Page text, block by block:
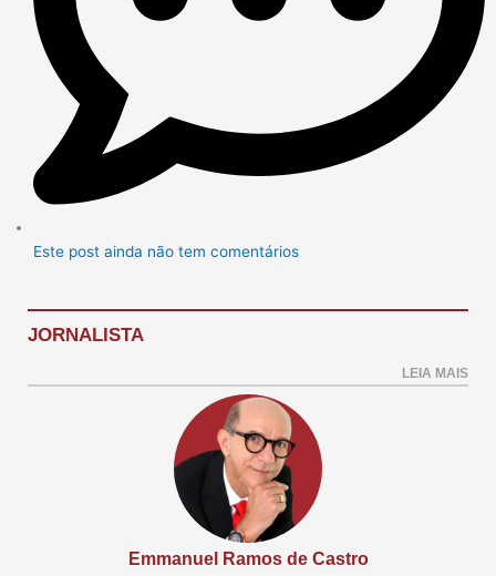
Este post ainda não tem comentários
JORNALISTA
LEIA MAIS
Emmanuel Ramos de Castro